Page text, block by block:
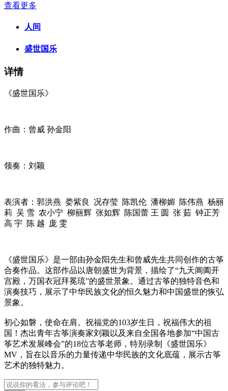
查看更多
人间
盛世国乐
详情
《盛世国乐》
作曲：曾威 孙金阳
领奏：刘颖
表演者：郭洪燕 娄紫良 况存莹 陈凯伦 潘柳媚 陈伟燕 杨丽
莉 吴 雪 农小宁 柳丽辉 张如辉 陈国蕾 王 圆 张 茹 钟正芳
高 宇 陈 越 庞 雯
《盛世国乐》是一部由孙金阳先生和曾威先生共同创作的古筝
合奏作品。这部作品以唐朝盛世为背景，描绘了“九天阊阖开
宫殿，万国衣冠拜冕琉”的盛世景象。通过古筝的独特音色和
演奏技巧，展示了中华民族文化的恒久魅力和中国盛世的恢弘
景象。
初心如磐，使命在肩。祝福党的103岁生日，祝福伟大的祖
国！杰出青年古筝演奏家刘颖以及来自全国各地参加“中国古
筝艺术发展峰会”的18位古筝老师，特别录制《盛世国乐》
MV，旨在以音乐的力量传递中华民族的文化底蕴，展示古筝
艺术的独特魅力。